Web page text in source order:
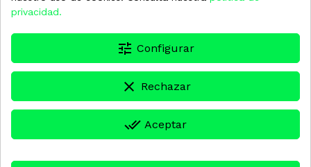
CAT 350
19,39 € 433,44 €
Contacto
privacidad.
tune Configurar
clear Rechazar
done_all Aceptar